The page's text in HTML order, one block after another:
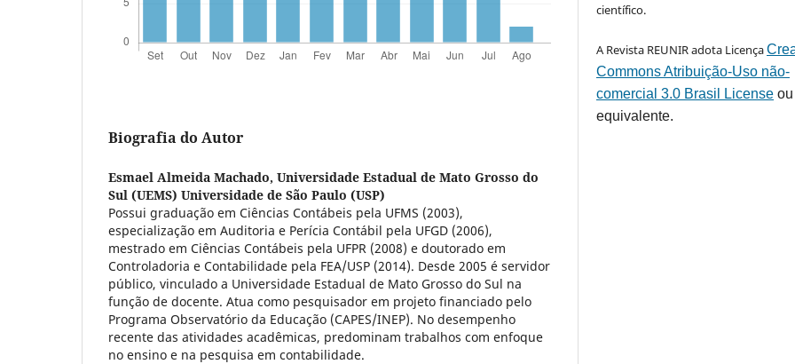
Biografia do Autor
Esmael Almeida Machado, Universidade Estadual de Mato Grosso do
Sul (UEMS) Universidade de São Paulo (USP)
Possui graduação em Ciências Contábeis pela UFMS (2003),
especialização em Auditoria e Perícia Contábil pela UFGD (2006),
mestrado em Ciências Contábeis pela UFPR (2008) e doutorado em
Controladoria e Contabilidade pela FEA/USP (2014). Desde 2005 é servidor
público, vinculado a Universidade Estadual de Mato Grosso do Sul na
função de docente. Atua como pesquisador em projeto financiado pelo
Programa Observatório da Educação (CAPES/INEP). No desempenho
recente das atividades acadêmicas, predominam trabalhos com enfoque
no ensino e na pesquisa em contabilidade.
científico.
A Revista REUNIR adota Licença
Commons Atribuição-Uso não-
comercial 3.0 Brasil License
equivalente.